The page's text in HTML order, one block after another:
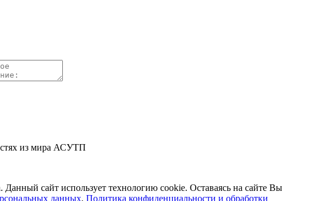
из мира АСУТП
Данный сайт использует технологию cookie. Оставаясь на сайте Вы
данных, Политика конфиденциальности и обработки